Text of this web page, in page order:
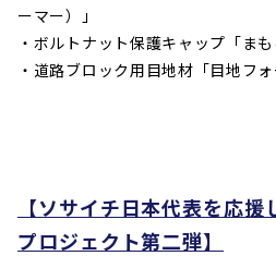
ーマー）」
・ボルトナット保護キャップ「まも
・道路ブロック用目地材「目地フォ
【ソサイチ日本代表を応
プロジェクト第二弾】